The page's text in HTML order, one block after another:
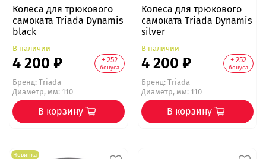
Колеса для трюкового
самоката Triada Dynamis
black
В наличии
4 200 ₽ + 252
бонуса
Бренд:Triada
Диаметр, мм: 110
В корзину
Колеса для трюкового
самоката Triada Dynamis
silver
В наличии
4 200 ₽ + 252
бонуса
Бренд:Triada
Диаметр, мм: 110
В корзину
Новинка